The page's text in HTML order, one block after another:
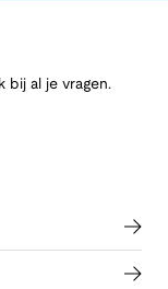
bij al je vragen.